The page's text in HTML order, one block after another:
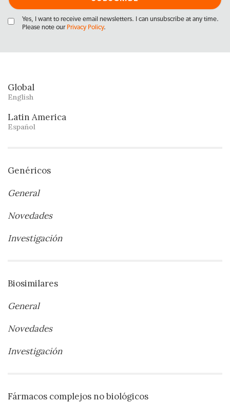
Yes, I want to receive email newsletters. I can unsubscribe at any time.
Please note our Privacy Policy.
Global
English
Latin America
Español
Genéricos
General
Novedades
Investigación
Biosimilares
General
Novedades
Investigación
Fármacos complejos no biológicos